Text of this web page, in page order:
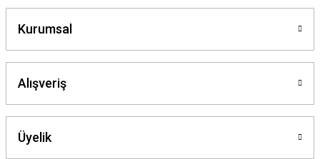
Kurumsal
Alışveriş
Üyelik